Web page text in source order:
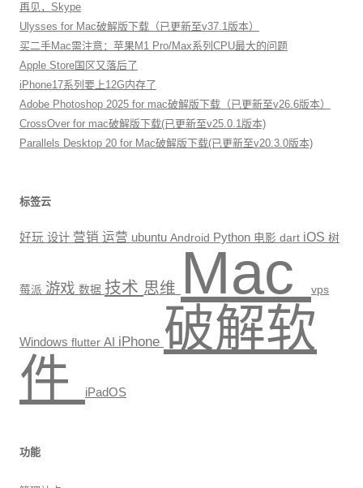
再见，Skype
Ulysses for Mac破解版下载（已更新至v37.1版本）
买二手Mac需注意：苹果M1 Pro/Max系列CPU最大的问题
Apple Store国区又落后了
iPhone17系列要上12G内存了
Adobe Photoshop 2025 for mac破解版下载（已更新至v26.6版本）
CrossOver for mac破解版下载(已更新至v25.0.1版本)
Parallels Desktop 20 for Mac破解版下载(已更新至v20.3.0版本)
标签云
好玩 设计 营销 运营 ubuntu Android Python 电影 dart iOS 树
莓派 游戏 数据 技术 思维 Mac vps
Windows flutter AI iPhone 破解软
件
iPadOS
功能